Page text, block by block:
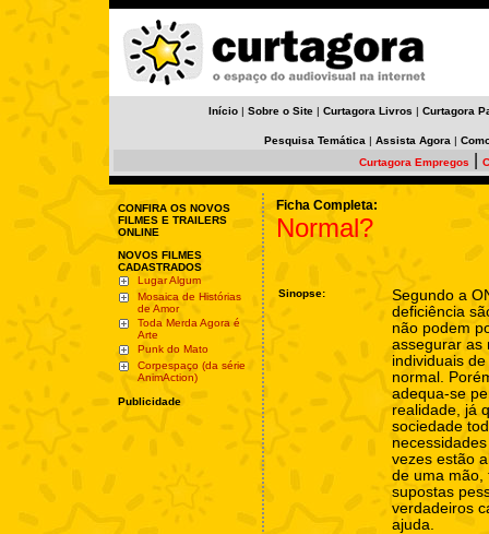
Início | Sobre o Site | Curtagora Livros | Curtagora
Pesquisa Temática | Assista Agora |
Curtagora Empregos
CONFIRA OS NOVOS
FILMES E TRAILERS
ONLINE
NOVOS FILMES
CADASTRADOS
Lugar Algum
Mosaica de Histórias
de Amor
Toda Merda Agora é
Arte
Punk do Mato
Corpespaço (da série
AnimAction)
Publicidade
Ficha Completa:
Normal?
Sinopse:
Segundo a
deficiência
não podem
assegurar as
individuais
normal.
adequa-se
realidade, já
sociedade
vezes estão
de uma mão,
supostas
verdadeiros
ajuda.